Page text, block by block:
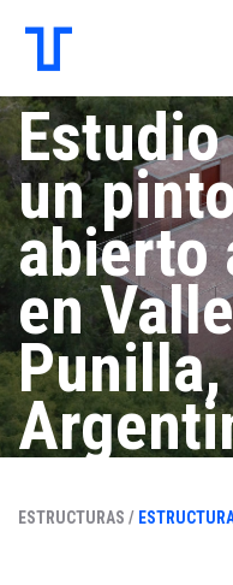
un
abierto
en
Punilla,
Esteras
Perrote
ESTRUCTURAS /